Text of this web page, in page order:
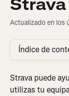
Strava
Actualizado en los
Índice de
Strava puede
utilizas tu